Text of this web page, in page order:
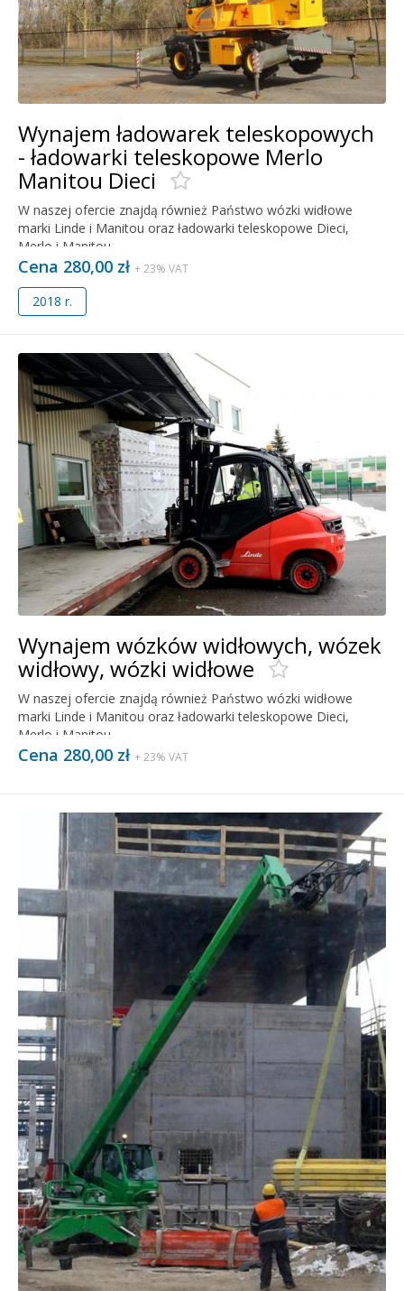
Wynajem ładowarek teleskopowych
- ładowarki teleskopowe Merlo
Manitou Dieci
W naszej ofercie znajdą również Państwo wózki widłowe
marki Linde i Manitou oraz ładowarki teleskopowe Dieci,
Merlo i Manitou.
Cena 280,00 zł + 23% VAT
2018 r.
Wynajem wózków widłowych, wózek
widłowy, wózki widłowe
W naszej ofercie znajdą również Państwo wózki widłowe
marki Linde i Manitou oraz ładowarki teleskopowe Dieci,
Merlo i Manitou.
Cena 280,00 zł + 23% VAT